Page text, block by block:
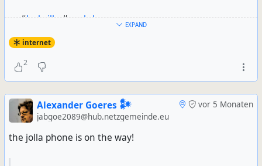
#hubzilla#workshop EXPAND
internet
2
vor 5 Monaten
Alexander Goeres 𒀯
jabgoe2089@hub.netzgemeinde.eu
the jolla phone is on the way!